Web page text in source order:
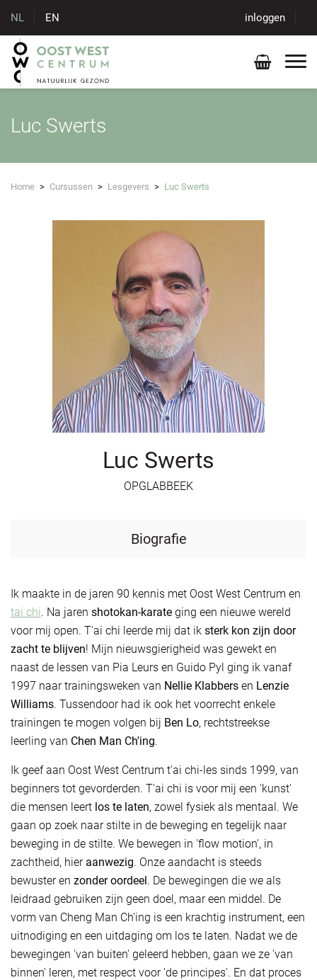
NL EN inloggen
Luc Swerts
Home > Cursussen > Lesgevers > Luc Swerts
Biografie
Ik maakte in de jaren 90 kennis met Oost West Centrum en
tai chi. Na jaren shotokan-karate ging een nieuwe wereld
voor mij open. T'ai chi leerde mij dat ik sterk kon zijn door
zacht te blijven! Mijn nieuwsgierigheid was gewekt en
naast de lessen van Pia Leurs en Guido Pyl ging ik vanaf
1997 naar trainingsweken van Nellie Klabbers en Lenzie
Williams. Tussendoor had ik ook het voorrecht enkele
trainingen te mogen volgen bij Ben Lo, rechtstreekse
leerling van Chen Man Ch'ing.
Ik geef aan Oost West Centrum t'ai chi-les sinds 1999, van
beginners tot gevorderden. T'ai chi is voor mij een 'kunst'
die mensen leert los te laten, zowel fysiek als mentaal. We
gaan op zoek naar stilte in de beweging en tegelijk naar
beweging in de stilte. We bewegen in 'flow motion', in
zachtheid, hier aanwezig. Onze aandacht is steeds
bewuster en zonder oordeel. De bewegingen die we als
leidraad gebruiken zijn geen doel, maar een middel. De
vorm van Cheng Man Ch'ing is een krachtig instrument, een
uitnodiging en een uitdaging om los te laten. Nadat we de
bewegingen 'van buiten' geleerd hebben, gaan we ze 'van
binnen' leren, met respect voor 'de principes'. En dat proces
Luc Swerts
OPGLABBEEK